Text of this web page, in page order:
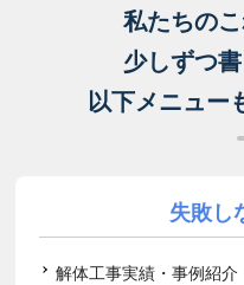
私たちの
少しずつ書
以下メニュー
失敗し
解体工事実績・事例紹介